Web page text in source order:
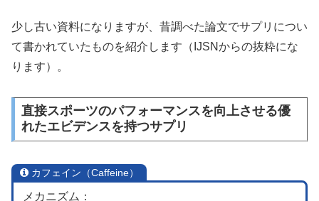
少し古い資料になりますが、昔調べた論文でサプリについ
て書かれていたものを紹介します（IJSNからの抜粋にな
ります）。
直接スポーツのパフォーマンスを向上させる優
れたエビデンスを持つサプリ
カフェイン（Caffeine）
メカニズム：